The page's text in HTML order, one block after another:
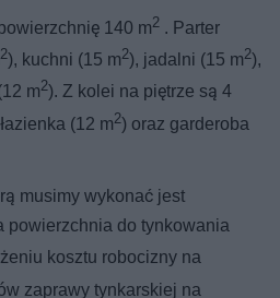
140 m2 . Parter
2), kuchni (15 m2), jadalni (15 m2),
m2). Z kolei na piętrze są 4
(12 m2) oraz garderoba
musimy wykonać jest
powierzchnia do tynkowania
kosztu robocizny na
zaprawy tynkarskiej na